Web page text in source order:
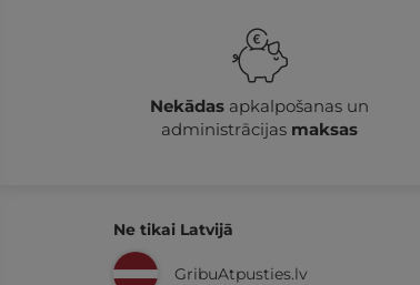
Nekādasapkalpošanas un
administrācijas maksas
Ne tikai Latvijā
GribuAtpusties.lv